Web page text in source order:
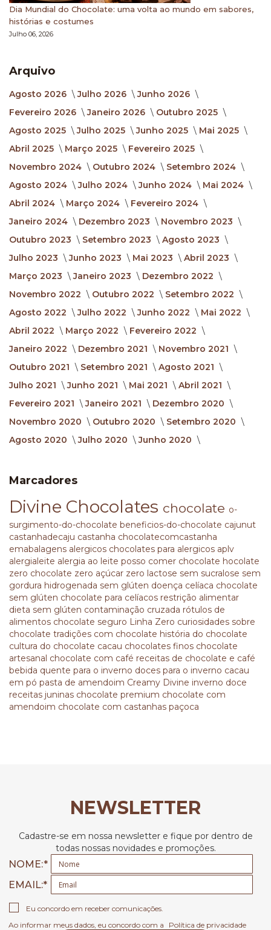
Dia Mundial do Chocolate: uma volta ao mundo em sabores,
histórias e costumes
Julho 06, 2026
Arquivo
Agosto 2026 Julho 2026
Junho 2026
Fevereiro 2026
Janeiro 2026
Outubro 2025
Agosto 2025
Julho 2025 Junho 2025
Mai 2025
Abril 2025
Março 2025
Fevereiro 2025
Novembro 2024
Outubro 2024
Setembro 2024
Agosto 2024
Julho 2024 Junho 2024
Mai 2024
Abril 2024
Março 2024
Fevereiro 2024
Janeiro 2024
Dezembro 2023
Novembro 2023
Outubro 2023
Setembro 2023
Agosto 2023
Julho 2023
Junho 2023 Mai 2023
Abril 2023
Março 2023
Janeiro 2023
Dezembro 2022
Novembro 2022
Outubro 2022
Setembro 2022
Agosto 2022
Julho 2022 Junho 2022
Mai 2022
Abril 2022
Março 2022
Fevereiro 2022
Janeiro 2022
Dezembro 2021
Novembro 2021
Outubro 2021
Setembro 2021
Agosto 2021
Julho 2021
Junho 2021 Mai 2021
Abril 2021
Fevereiro 2021
Janeiro 2021
Dezembro 2020
Novembro 2020
Outubro 2020
Setembro 2020
Agosto 2020
Julho 2020 Junho 2020
Marcadores
Divine Chocolates chocolate o-
surgimento-do-chocolate beneficios-do-chocolate cajunut
castanhadecaju castanha chocolatecomcastanha
emabalagens alergicos chocolates para alergicos aplv
alergialeite alergia ao leite posso comer chocolate hocolate
zero chocolate zero açúcar zero lactose sem sucralose sem
gordura hidrogenada sem glúten doença celíaca chocolate
sem glúten chocolate para celíacos restrição alimentar
dieta sem glúten contaminação cruzada rótulos de
alimentos chocolate seguro Linha Zero curiosidades sobre
chocolate tradições com chocolate história do chocolate
cultura do chocolate cacau chocolates finos chocolate
artesanal chocolate com café receitas de chocolate e café
bebida quente para o inverno doces para o inverno cacau
em pó pasta de amendoim Creamy Divine inverno doce
receitas juninas chocolate premium chocolate com
amendoim chocolate com castanhas paçoca
NEWSLETTER
Cadastre-se em nossa newsletter e fique por dentro de
todas nossas novidades e promoções.
NOME:
EMAIL
Eu concordo em receber comunicações.
Ao informar meus dados, eu concordo com a
Política de privacidade